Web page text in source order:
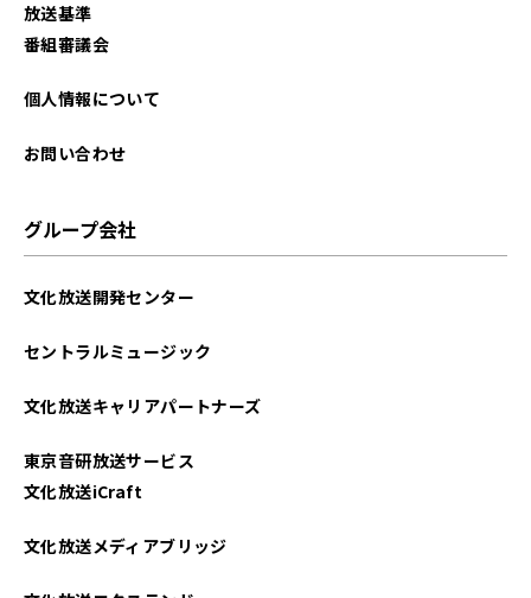
放送基準
番組審議会
個人情報について
お問い合わせ
グループ会社
文化放送開発センター
セントラルミュージック
文化放送キャリアパートナーズ
東京音研放送サービス
文化放送iCraft
文化放送メディアブリッジ